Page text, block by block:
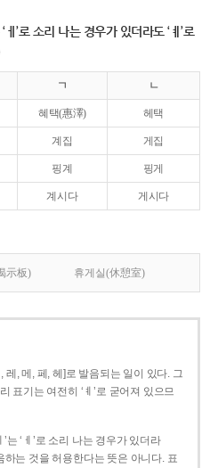
‘ㅔ’로 소리 나는 경우가 있더라도 ‘ㅖ’로
ㄱ ㄴ
혜택(惠澤) 헤택
계집 게집
핑계 핑게
계시다 게시다
示板) 휴게실(休憩室)
레, 메, 페, 헤]로 발음되는 일이 있다. 그
표기는 여전히 ‘ㅖ’로 굳어져 있으므
’는 ‘ㅔ’로 소리 나는 경우가 있더라
하는 것을 허용한다는 뜻은 아니다. 표